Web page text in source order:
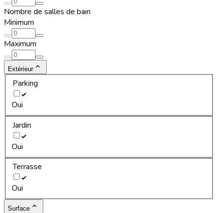
Nombre de salles de bain
Minimum
Maximum
Extérieur
Parking
Oui
Jardin
Oui
Terrasse
Oui
Surface